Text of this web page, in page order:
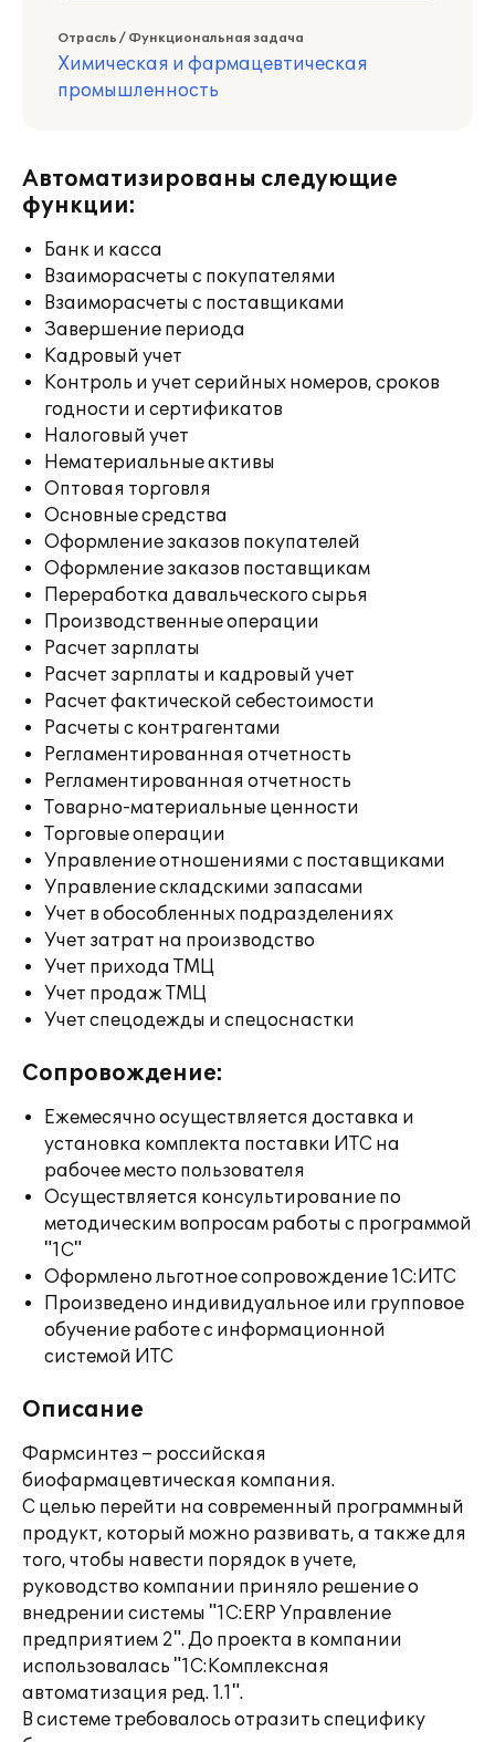
Отрасль / Функциональная задача
Химическая и фармацевтическая
промышленность
Автоматизированы следующие
функции:
Банк и касса
Взаиморасчеты с покупателями
Взаиморасчеты с поставщиками
Завершение периода
Кадровый учет
Контроль и учет серийных номеров, сроков
годности и сертификатов
Налоговый учет
Нематериальные активы
Оптовая торговля
Основные средства
Оформление заказов покупателей
Оформление заказов поставщикам
Переработка давальческого сырья
Производственные операции
Расчет зарплаты
Расчет зарплаты и кадровый учет
Расчет фактической себестоимости
Расчеты с контрагентами
Регламентированная отчетность
Регламентированная отчетность
Товарно-материальные ценности
Торговые операции
Управление отношениями с поставщиками
Управление складскими запасами
Учет в обособленных подразделениях
Учет затрат на производство
Учет прихода ТМЦ
Учет продаж ТМЦ
Учет спецодежды и спецоснастки
Сопровождение:
Ежемесячно осуществляется доставка и
установка комплекта поставки ИТС на
рабочее место пользователя
Осуществляется консультирование по
методическим вопросам работы с программой
"1С"
Оформлено льготное сопровождение 1С:ИТС
Произведено индивидуальное или групповое
обучение работе с информационной
системой ИТС
Описание
Фармсинтез – российская
биофармацевтическая компания.
С целью перейти на современный программный
продукт, который можно развивать, а также для
того, чтобы навести порядок в учете,
руководство компании приняло решение о
внедрении системы "1С:ERP Управление
предприятием 2". До проекта в компании
использовалась "1С:Комплексная
автоматизация ред. 1.1".
В системе требовалось отразить специфику